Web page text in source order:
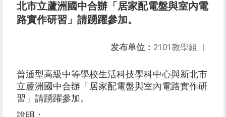
北市立蘆洲國中合辦「居家配電盤與室內電
路實作研習」請踴躍參加。
发布单位： 2101教學組 |
普通型高級中等學校生活科技學科中心與新北市
立蘆洲國中合辦「居家配電盤與室內電路實作研
習」請踴躍參加。